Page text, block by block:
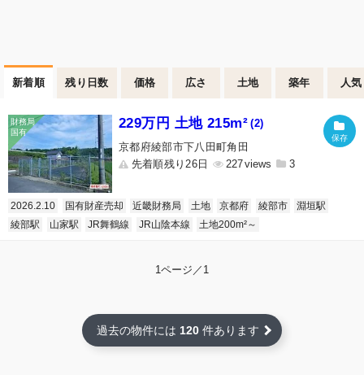
新着順 残り日数 価格 広さ 土地 築年 人気
229万円 土地 215m² (2)
京都府綾部市下八田町角田
先着順残り26日
227 3
2026.2.10 国有財産売却 近畿財務局 土地 京都府 綾部市
淵垣駅
綾部駅
山家駅 JR舞鶴線 JR山陰本線 土地200m²～
1ページ／1
過去の物件には 120 件あります